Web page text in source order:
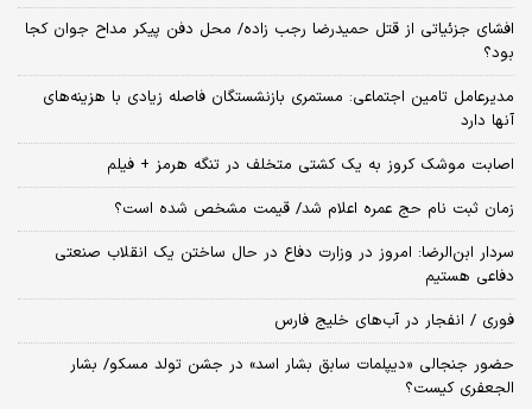
افشای جزئیاتی از قتل حمیدرضا رجب زاده/ محل دفن پیکر مداح جوان کجا
بود؟
مدیرعامل تامین اجتماعی: مستمری بازنشستگان فاصله زیادی با هزینه‌های
آنها دارد
اصابت موشک کروز به یک کشتی متخلف در تنگه هرمز + فیلم
زمان ثبت‌ نام حج عمره اعلام شد/ قیمت مشخص شده است؟
سردار ابن‌الرضا: امروز در وزارت دفاع در حال ساختن یک انقلاب صنعتی
دفاعی هستیم
فوری / انفجار در آب‌های خلیج فارس
حضور جنجالی «دیپلمات سابق بشار اسد» در جشن تولد مسکو/ بشار
الجعفری کیست؟